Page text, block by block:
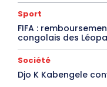
Sport
FIFA :
congolais des
Société
Djo K Kabengele